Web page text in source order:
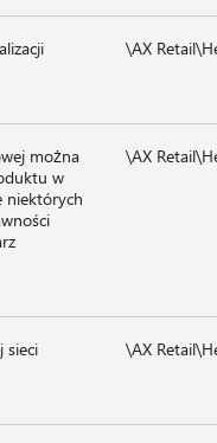
\AX
można
w
niektórych
\AX
sieci
\AX